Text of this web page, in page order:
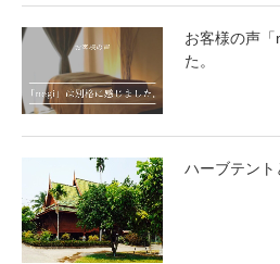
お客様の声
た。
ハーブテン